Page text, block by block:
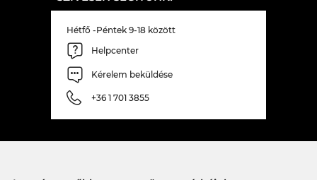
Hétfő -Péntek 9-18 között
Helpcenter
Kérelem beküldése
+36 1 701 3855